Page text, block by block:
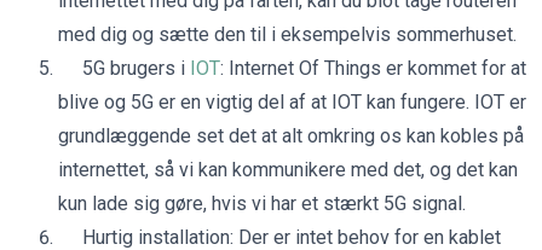
med dig og sætte den til i eksempelvis sommerhuset.
5G brugers i IOT: Internet Of Things er kommet for at
blive og 5G er en vigtig del af at IOT kan fungere. IOT er
grundlæggende set det at alt omkring os kan kobles på
internettet, så vi kan kommunikere med det, og det kan
kun lade sig gøre, hvis vi har et stærkt 5G signal.
Hurtig installation: Der er intet behov for en kablet